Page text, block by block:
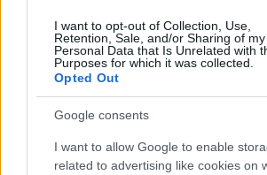
I want to opt-out of Collection, Use,
Retention, Sale, and/or Sharing of my
Personal Data that Is Unrelated with
Purposes for which it was collected.
Opted Out
Google consents
I want to allow Google to enable
related to advertising like cookies on
Atlassian Williams F1 Team
A disappointing Sprint quali